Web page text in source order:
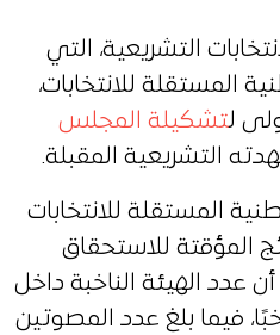
التشريعية، التي
المستقلة للانتخابات،
لتشكيلة المجلس
التشريعية المقبلة.
المستقلة للانتخابات
المؤقتة للاستحقاق
عدد الهيئة الناخبة داخل
بلغ 23,872,756 ناخبًا، فيما بلغ عدد المصوتين